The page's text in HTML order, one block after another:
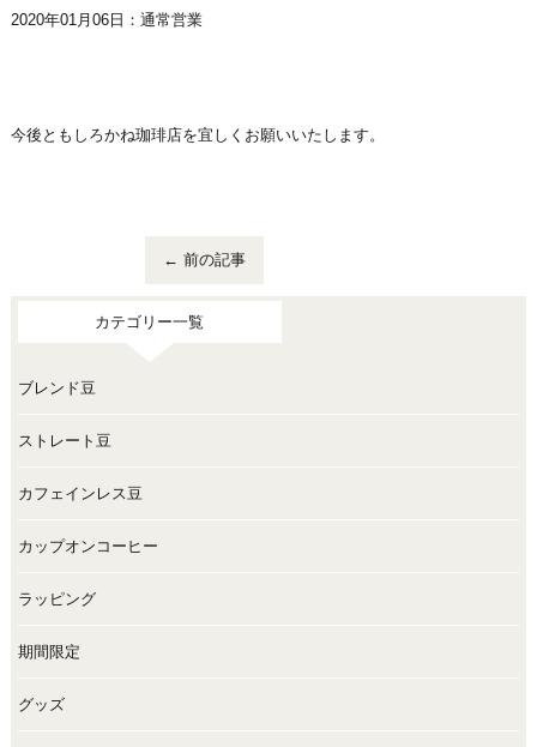
2020年01月06日：通常営業
今後ともしろかね珈琲店を宜しくお願いいたします。
← 前の記事
カテゴリー一覧
ブレンド豆
ストレート豆
カフェインレス豆
カップオンコーヒー
ラッピング
期間限定
グッズ